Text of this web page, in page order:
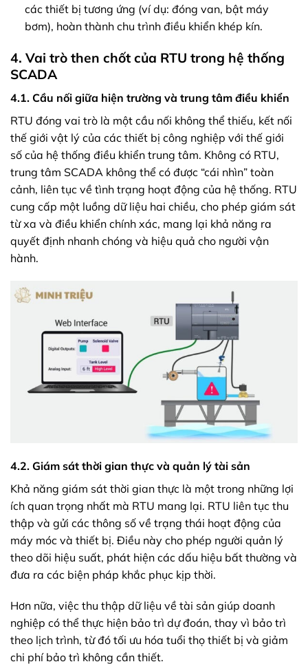
các thiết bị tương ứng (ví dụ: đóng van, bật máy
bơm), hoàn thành chu trình điều khiển khép kín.
4. Vai trò then chốt của RTU trong hệ thống
SCADA
4.1. Cầu nối giữa hiện trường và trung tâm điều khiển
RTU đóng vai trò là một cầu nối không thể thiếu, kết nối
thế giới vật lý của các thiết bị công nghiệp với thế giới
số của hệ thống điều khiển trung tâm. Không có RTU,
trung tâm SCADA không thể có được “cái nhìn” toàn
cảnh, liên tục về tình trạng hoạt động của hệ thống. RTU
cung cấp một luồng dữ liệu hai chiều, cho phép giám sát
từ xa và điều khiển chính xác, mang lại khả năng ra
quyết định nhanh chóng và hiệu quả cho người vận
hành.
4.2. Giám sát thời gian thực và quản lý tài sản
Khả năng giám sát thời gian thực là một trong những lợi
ích quan trọng nhất mà RTU mang lại. RTU liên tục thu
thập và gửi các thông số về trạng thái hoạt động của
máy móc và thiết bị. Điều này cho phép người quản lý
theo dõi hiệu suất, phát hiện các dấu hiệu bất thường và
đưa ra các biện pháp khắc phục kịp thời.
Hơn nữa, việc thu thập dữ liệu về tài sản giúp doanh
nghiệp có thể thực hiện bảo trì dự đoán, thay vì bảo trì
theo lịch trình, từ đó tối ưu hóa tuổi thọ thiết bị và giảm
chi phí bảo trì không cần thiết.